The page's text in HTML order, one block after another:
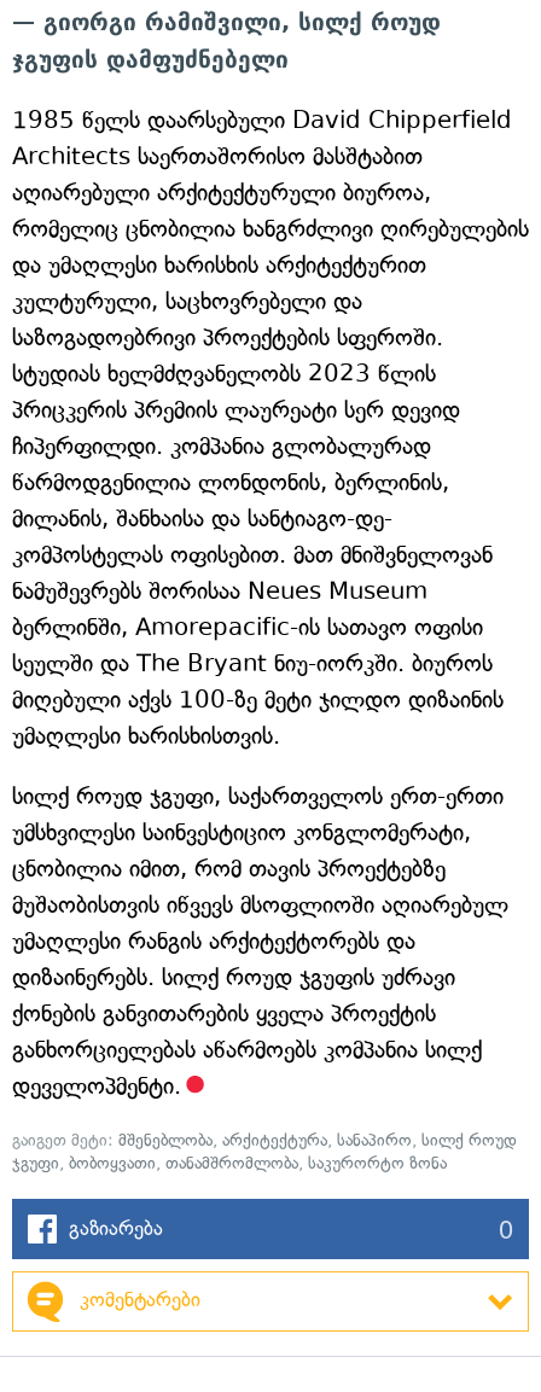
— გიორგი რამიშვილი, სილქ როუდ
ჯგუფის დამფუძნებელი
1985 წელს დაარსებული David Chipperfield
Architects საერთაშორისო მასშტაბით
აღიარებული არქიტექტურული ბიუროა,
რომელიც ცნობილია ხანგრძლივი ღირებულების
და უმაღლესი ხარისხის არქიტექტურით
კულტურული, საცხოვრებელი და
საზოგადოებრივი პროექტების სფეროში.
სტუდიას ხელმძღვანელობს 2023 წლის
პრიცკერის პრემიის ლაურეატი სერ დევიდ
ჩიპერფილდი. კომპანია გლობალურად
წარმოდგენილია ლონდონის, ბერლინის,
მილანის, შანხაისა და სანტიაგო-დე-
კომპოსტელას ოფისებით. მათ მნიშვნელოვან
ნამუშევრებს შორისაა Neues Museum
ბერლინში, Amorepacific-ის სათავო ოფისი
სეულში და The Bryant ნიუ-იორკში. ბიუროს
მიღებული აქვს 100-ზე მეტი ჯილდო დიზაინის
უმაღლესი ხარისხისთვის.
სილქ როუდ ჯგუფი, საქართველოს ერთ-ერთი
უმსხვილესი საინვესტიციო კონგლომერატი,
ცნობილია იმით, რომ თავის პროექტებზე
მუშაობისთვის იწვევს მსოფლიოში აღიარებულ
უმაღლესი რანგის არქიტექტორებს და
დიზაინერებს. სილქ როუდ ჯგუფის უძრავი
ქონების განვითარების ყველა პროექტის
განხორციელებას აწარმოებს კომპანია სილქ
დეველოპმენტი.
გაიგეთ მეტი: მშენებლობა, არქიტექტურა, სანაპირო, სილქ როუდ
ჯგუფი, ბობოყვათი, თანამშრომლობა, საკურორტო ზონა
გაზიარება 0
კომენტარები